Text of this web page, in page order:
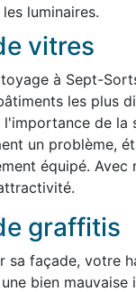
luminaires.
vitres
à Sept-
les plus
l'importance de
un problème,
équipé.
graffitis
sa façade, votre
bien